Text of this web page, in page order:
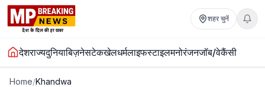
शहर चुनें
देशराज्यदुनियाबिज़नेसटेकखेलधर्मलाइफस्टाइलमनोरंजनजॉब/वेकैंसी
Home/Khandwa